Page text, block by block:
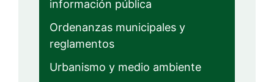
información pública
Ordenanzas municipales y
reglamentos
Urbanismo y medio ambiente